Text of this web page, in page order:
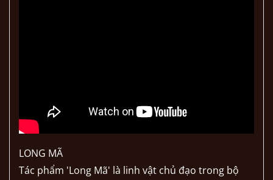
LONG MÃ
Tác phẩm 'Long Mã' là linh vật chủ đạo trong bộ